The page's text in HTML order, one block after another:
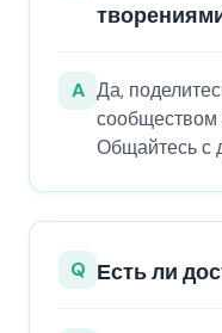
A Да,
Общайтесь с
Q Есть ли